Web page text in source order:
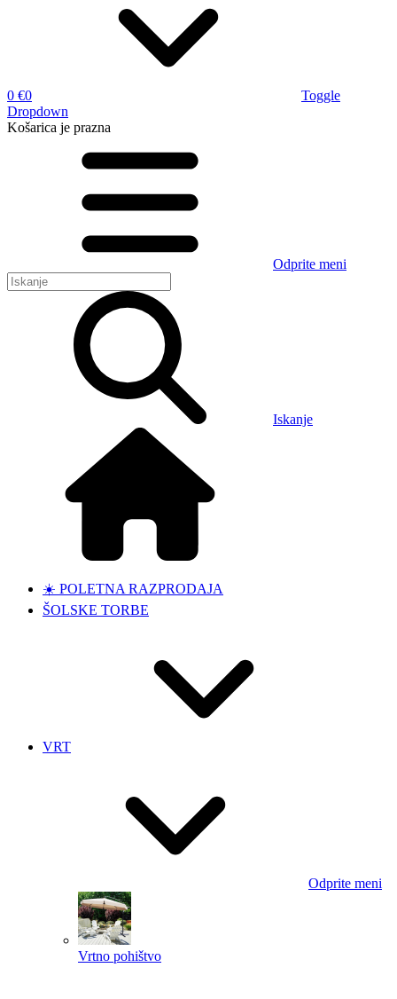
0 €0
Toggle
Dropdown
Košarica je prazna
Odprite meni
Iskanje
☀️ POLETNA RAZPRODAJA
ŠOLSKE TORBE
VRT
Odprite meni
Vrtno pohištvo